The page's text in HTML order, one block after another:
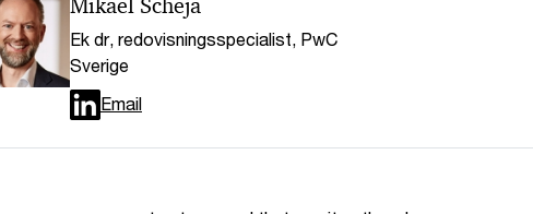
Ek dr, redovisningsspecialist, PwC
Sverige
Email